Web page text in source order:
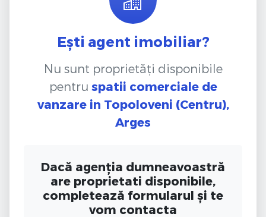
Ești agent imobiliar?
Nu sunt proprietăți disponibile
pentru spatii comerciale de
vanzare in Topoloveni (Centru),
Arges
Dacă agenția dumneavoastră
are proprietati disponibile,
completează formularul și te
vom contacta